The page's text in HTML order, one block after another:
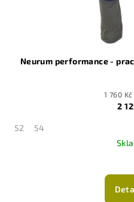
Neurum performance -
1 760
2
52
54